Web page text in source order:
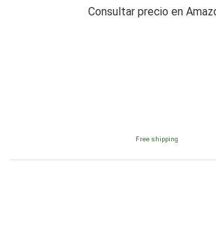
Consultar precio en
Free shipping